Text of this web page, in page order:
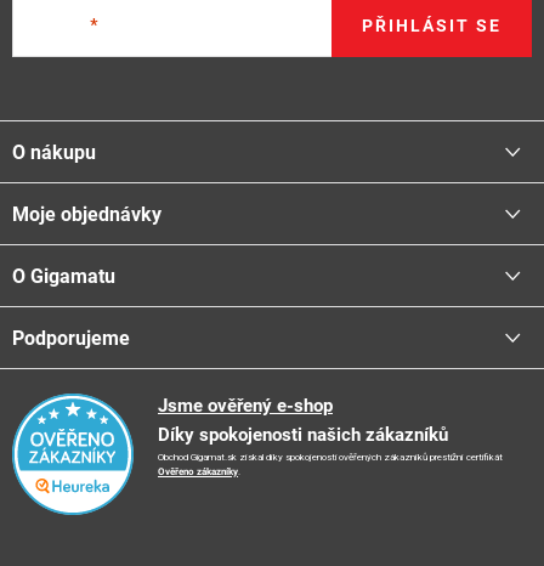
PŘIHLÁSIT SE
á
p
a
O nákupu
Proč nakupovat u nás
Platba - možnosti
Centrála a odběrná místa
Reklamační řád
Vrácení zboží a reklamace
Doporučení při nákupu
Ochrana osobních údajů
Moje objednávky
Přihlásit
O Gigamatu
📞Kontakty
📺TV reklama
📝Blog
🤝 Partneři
Podporujeme
Podporujeme
🏨FN Bulovka
🏨Nemocnice Homolka
Jsme ověřený e-shop
Díky spokojenosti našich zákazníků
Obchod Gigamat.sk získal díky spokojenosti ověřených zákazníků prestižní certifikát
Ověřeno zákazníky.